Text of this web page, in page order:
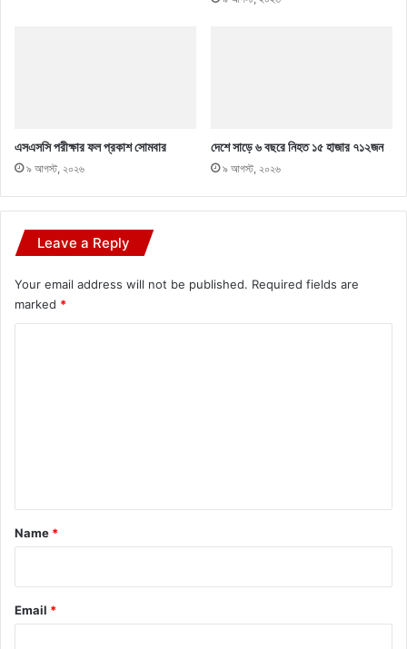
এসএসসি পরীক্ষার ফল প্রকাশ সোমবার
৯ আগস্ট, ২০২৬
দেশে সাড়ে ৬ বছরে নিহত ১৫ হাজার ৭১২জন
৯ আগস্ট, ২০২৬
Leave a Reply
Your email address will not be published. Required fields are
marked *
*
Name *
Email *